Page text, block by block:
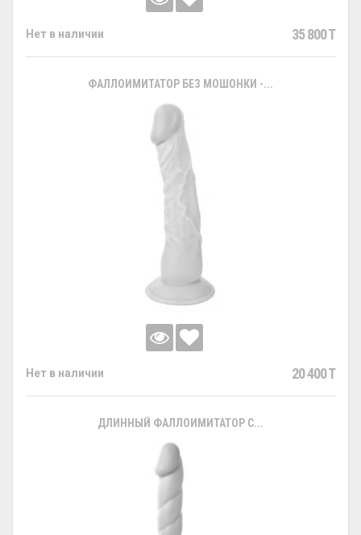
Нет в наличии 35 800 T
ФАЛЛОИМИТАТОР БЕЗ МОШОНКИ -...
Нет в наличии 20 400 T
ДЛИННЫЙ ФАЛЛОИМИТАТОР С...